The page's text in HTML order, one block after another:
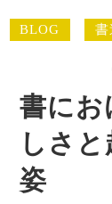
BLOG 書
書にお
しさ
姿